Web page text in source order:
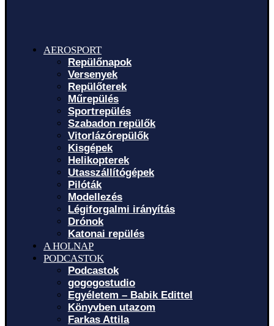
AEROSPORT
Repülőnapok
Versenyek
Repülőterek
Műrepülés
Sportrepülés
Szabadon repülők
Vitorlázórepülők
Kisgépek
Helikopterek
Utasszállítógépek
Pilóták
Modellezés
Légiforgalmi irányítás
Drónok
Katonai repülés
A HOLNAP
PODCASTOK
Podcastok
gogogostudio
Egyéletem – Babik Edittel
Könyvben utazom
Farkas Attila